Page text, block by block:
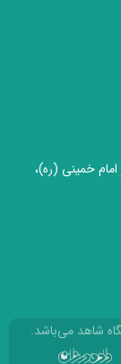
امام خمینی (ره)،
شاهد می‌باشد.